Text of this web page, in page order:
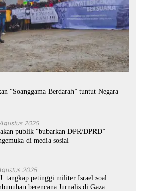
“Soanggama Berdarah” tuntut Negara
2025
publik “bubarkan DPR/DPRD”
di media sosial
2025
tangkap petinggi militer Israel soal
berencana Jurnalis di Gaza